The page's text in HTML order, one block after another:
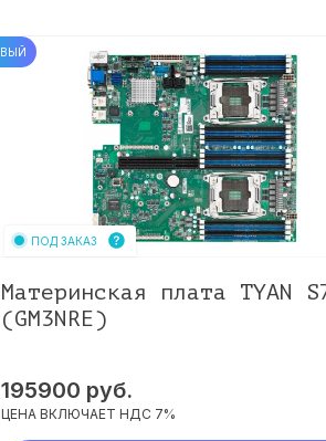
ПОД ЗАКАЗ
Материнская плата TYAN
(GM3NRE)
195900 руб.
ЦЕНА ВКЛЮЧАЕТ НДС 7%